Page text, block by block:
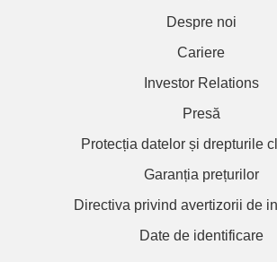
Despre noi
Cariere
Investor Relations
Presă
Protecția datelor și drepturile
Garanția prețurilor
Directiva privind avertizorii de
Date de identificare